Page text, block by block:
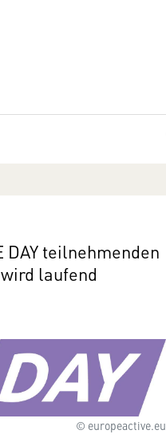
teilnehmenden
laufend
© europeactive.eu